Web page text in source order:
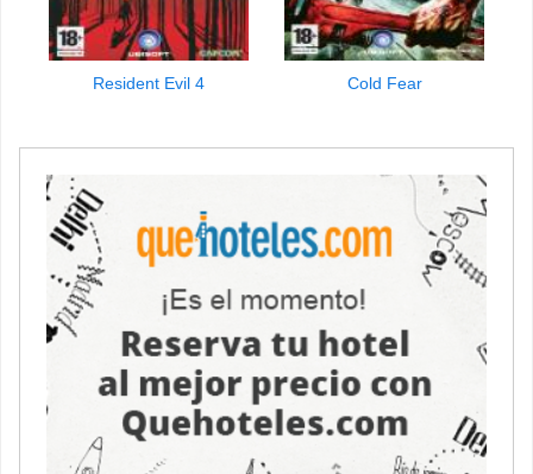
Resident Evil 4 Cold Fear